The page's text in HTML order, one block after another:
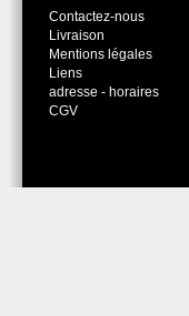
Contactez-nous
Livraison
Mentions légales
Liens
adresse - horaires
CGV